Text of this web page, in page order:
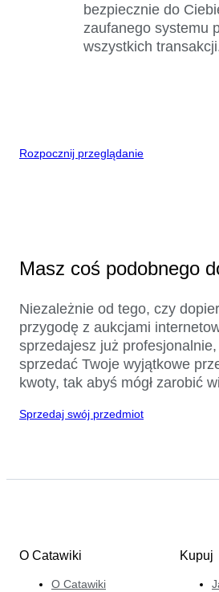
bezpiecznie do
zaufanego systemu
wszystkich
Rozpocznij przeglądanie
Masz coś podobnego
Niezależnie od tego, czy
przygodę z aukcjami
sprzedajesz już
sprzedać Twoje wyjątkowe
kwoty, tak abyś mógł zarobić
Sprzedaj swój przedmiot
O Catawiki
O Catawiki
Kupuj